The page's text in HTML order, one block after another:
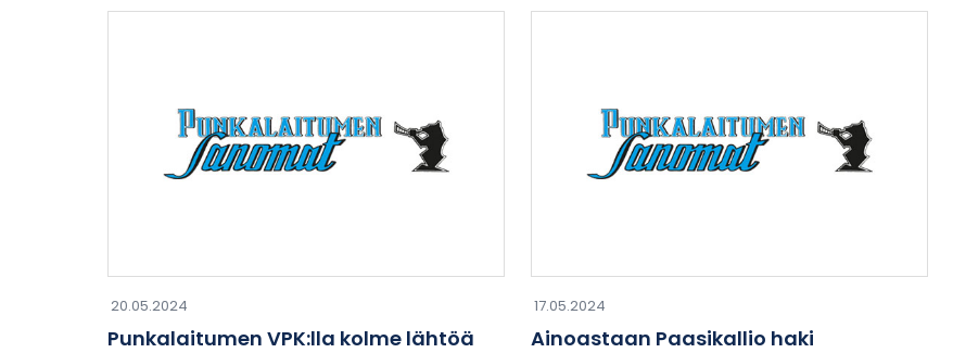
20.05.2024
Punkalaitumen VPK:lla kolme lähtöä
17.05.2024
Ainoastaan Paasikallio haki